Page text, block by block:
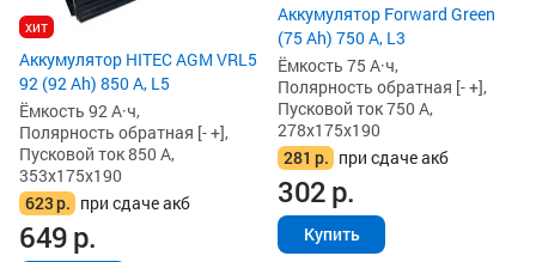
хит
Аккумулятор HITEC AGM VRL5
92 (92 Ah) 850 А, L5
Ёмкость 92 А·ч,
Полярность обратная [- +],
Пусковой ток 850 А,
353x175x190
623р. при сдаче акб
649р.
Аккумулятор Forward Green
(75 Ah) 750 А, L3
Ёмкость 75 А·ч,
Полярность обратная [- +],
Пусковой ток 750 А,
278x175x190
281 р. при сдаче акб
302р.
Купить